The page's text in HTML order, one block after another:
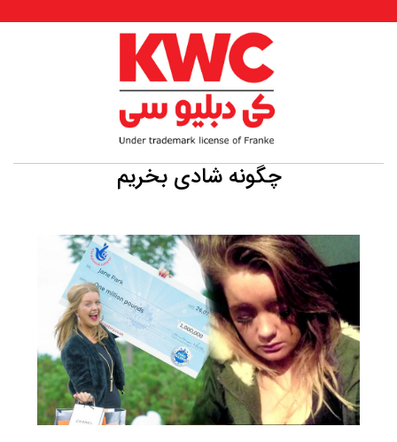
چگونه شادی بخریم